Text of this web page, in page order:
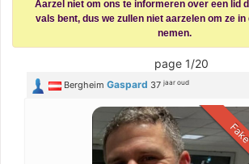
Aarzel niet om ons te informeren over een lid
vals bent, dus we zullen niet aarzelen om ze in
nemen.
page 1/20
Bergheim Gaspard 37jaar oud